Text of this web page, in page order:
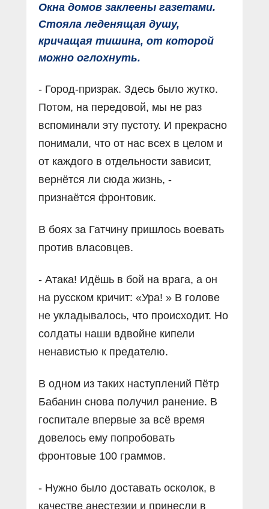
Окна домов заклеены газетами.
Стояла леденящая душу,
кричащая тишина, от которой
можно оглохнуть.
- Город-призрак. Здесь было жутко.
Потом, на передовой, мы не раз
вспоминали эту пустоту. И прекрасно
понимали, что от нас всех в целом и
от каждого в отдельности зависит,
вернётся ли сюда жизнь, -
признаётся фронтовик.
В боях за Гатчину пришлось воевать
против власовцев.
- Атака! Идёшь в бой на врага, а он
на русском кричит: «Ура! » В голове
не укладывалось, что происходит. Но
солдаты наши вдвойне кипели
ненавистью к предателю.
В одном из таких наступлений Пётр
Бабанин снова получил ранение. В
госпитале впервые за всё время
довелось ему попробовать
фронтовые 100 граммов.
- Нужно было доставать осколок, в
качестве анестезии и принесли в